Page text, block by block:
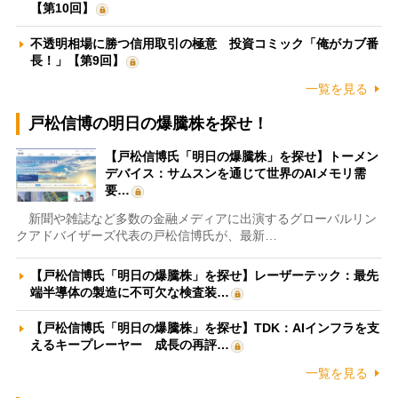
【第10回】
不透明相場に勝つ信用取引の極意 投資コミック「俺がカブ番
長！」【第9回】
一覧を見る
戸松信博の明日の爆騰株を探せ！
【戸松信博氏「明日の爆騰株」を探せ】トーメン
デバイス：サムスンを通じて世界のAIメモリ需
要…
新聞や雑誌など多数の金融メディアに出演するグローバルリン
クアドバイザーズ代表の戸松信博氏が、最新…
【戸松信博氏「明日の爆騰株」を探せ】レーザーテック：最先
端半導体の製造に不可欠な検査装…
【戸松信博氏「明日の爆騰株」を探せ】TDK：AIインフラを支
えるキープレーヤー 成長の再評…
一覧を見る